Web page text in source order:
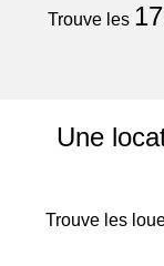
Trouve les
Une
Trouve les